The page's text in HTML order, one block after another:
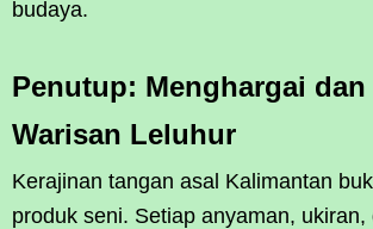
budaya.
Penutup: Menghargai dan
Warisan Leluhur
Kerajinan tangan asal Kalimantan
produk seni. Setiap anyaman, ukiran,